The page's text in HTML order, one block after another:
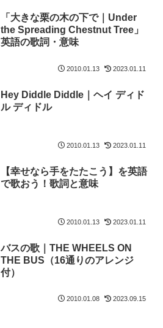
「大きな栗の木の下で｜Under
the Spreading Chestnut Tree」
英語の歌詞・意味
2010.01.13 2023.01.11
Hey Diddle Diddle｜ヘイ ディド
ル ディドル
2010.01.13 2023.01.11
【幸せなら手をたたこう】を英語
で歌おう！歌詞と意味
2010.01.13 2023.01.11
バスの歌｜THE WHEELS ON
THE BUS（16通りのアレンジ
付）
2010.01.08 2023.09.15